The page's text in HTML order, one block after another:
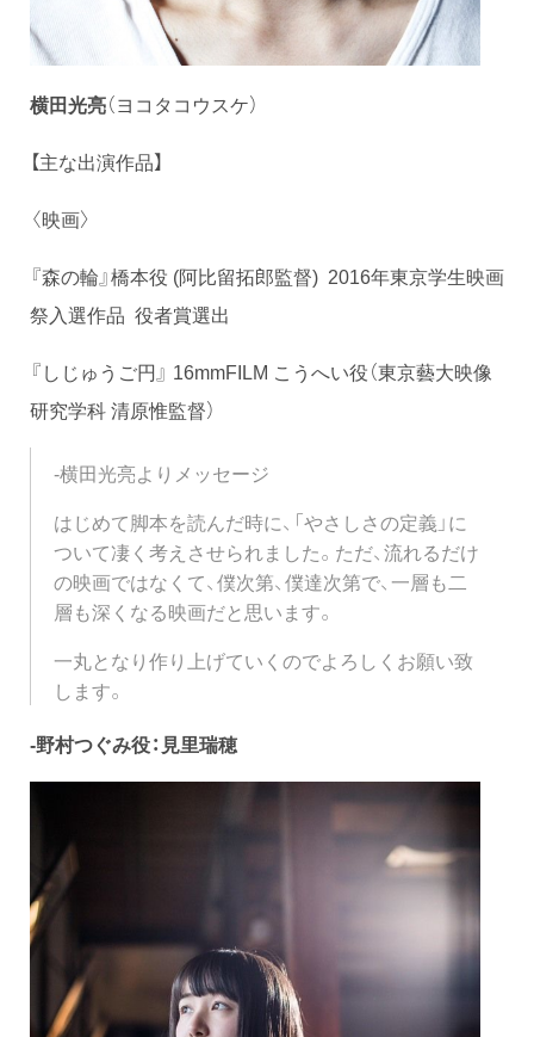
横田光亮（ヨコタコウスケ）
【主な出演作品】
〈映画〉
『森の輪』橋本役 (阿比留拓郎監督) 2016年東京学生映画
祭入選作品 役者賞選出
『しじゅうご円』 16mmFILM こうへい役（東京藝大映像
研究学科 清原惟監督）
-横田光亮よりメッセージ
はじめて脚本を読んだ時に、「やさしさの定義」に
ついて凄く考えさせられました。ただ、流れるだけ
の映画ではなくて、僕次第、僕達次第で、一層も二
層も深くなる映画だと思います。
一丸となり作り上げていくのでよろしくお願い致
します。
-野村つぐみ役：見里瑞穂